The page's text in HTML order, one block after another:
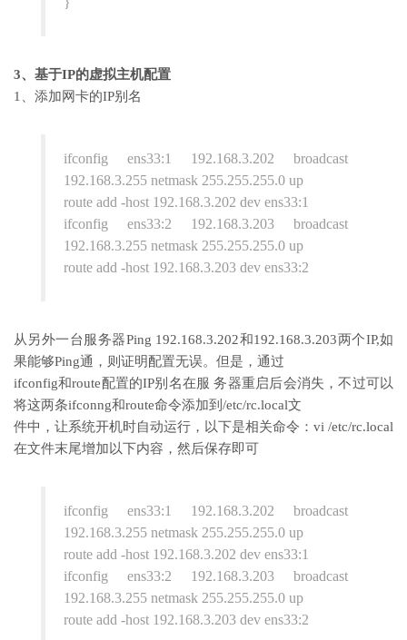
3、基于IP的虚拟主机配置
1、添加网卡的IP别名
ifconfig ens33:1 192.168.3.202 broadcast
192.168.3.255 netmask 255.255.255.0 up
route add -host 192.168.3.202 dev ens33:1
ifconfig ens33:2 192.168.3.203 broadcast
192.168.3.255 netmask 255.255.255.0 up
route add -host 192.168.3.203 dev ens33:2
从另外一台服务器Ping 192.168.3.202和192.168.3.203两个IP,如
果能够Ping通，则证明配置无误。但是，通过
ifconfig和route配置的IP别名在服 务器重启后会消失，不过可以
将这两条ifconng和route命令添加到/etc/rc.local文
件中，让系统开机时自动运行，以下是相关命令：vi /etc/rc.local
在文件末尾增加以下内容，然后保存即可
ifconfig ens33:1 192.168.3.202 broadcast
192.168.3.255 netmask 255.255.255.0 up
route add -host 192.168.3.202 dev ens33:1
ifconfig ens33:2 192.168.3.203 broadcast
192.168.3.255 netmask 255.255.255.0 up
route add -host 192.168.3.203 dev ens33:2